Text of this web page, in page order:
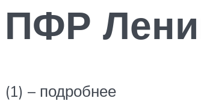
ПФР
(1) – подробнее